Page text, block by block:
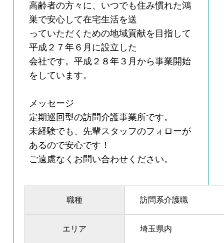
高齢者の方々に、いつでも住み慣れた鴻
巣で安心して在宅生活を送
っていただくための地域貢献を目指して
平成２７年６月に設立した
会社です。平成２８年３月から事業開始
をしています。
メッセージ
定期巡回型の訪問介護事業所です。
未経験でも、先輩スタッフのフォローが
あるので安心です！
ご遠慮なくお問い合わせください。
職種 訪問系介護職
エリア 埼玉県内